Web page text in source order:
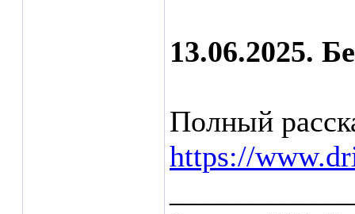
13.06.2025.
Полный
https://